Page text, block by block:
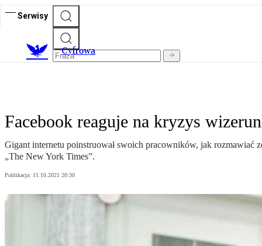
Serwisy
Cyfrowa
Facebook reaguje na kryzys
Gigant internetu poinstruował swoich pracowników, jak rozmawiać
„The New York Times”.
Publikacja: 11.10.2021 20:30